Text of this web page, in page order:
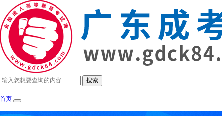
首页